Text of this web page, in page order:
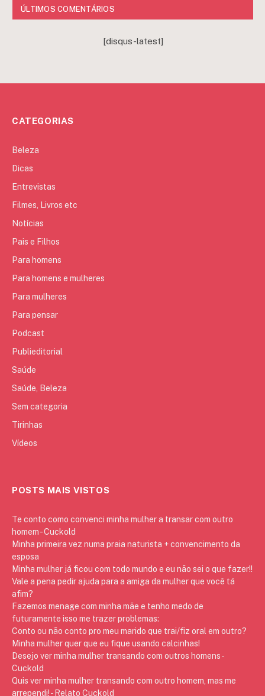
ÚLTIMOS COMENTÁRIOS
[disqus-latest]
CATEGORIAS
Beleza
Dicas
Entrevistas
Filmes, Livros etc
Notícias
Pais e Filhos
Para homens
Para homens e mulheres
Para mulheres
Para pensar
Podcast
Publieditorial
Saúde
Saúde, Beleza
Sem categoria
Tirinhas
Vídeos
POSTS MAIS VISTOS
Te conto como convenci minha mulher a transar com outro
homem - Cuckold
Minha primeira vez numa praia naturista + convencimento da
esposa
Minha mulher já ficou com todo mundo e eu não sei o que fazer!!
Vale a pena pedir ajuda para a amiga da mulher que você tá
afim?
Fazemos menage com minha mãe e tenho medo de
futuramente isso me trazer problemas:
Conto ou não conto pro meu marido que trai/fiz oral em outro?
Minha mulher quer que eu fique usando calcinhas!
Desejo ver minha mulher transando com outros homens -
Cuckold
Quis ver minha mulher transando com outro homem, mas me
arrependi! - Relato Cuckold